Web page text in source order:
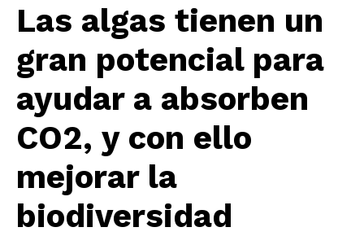
Las algas tienen un
gran potencial para
ayudar a absorben
CO2, y con ello
mejorar la
biodiversidad